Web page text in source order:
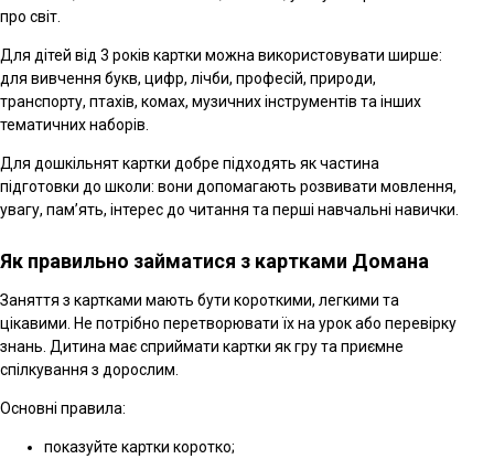
про світ.
Для дітей від 3 років картки можна використовувати ширше:
для вивчення букв, цифр, лічби, професій, природи,
транспорту, птахів, комах, музичних інструментів та інших
тематичних наборів.
Для дошкільнят картки добре підходять як частина
підготовки до школи: вони допомагають розвивати мовлення,
увагу, пам’ять, інтерес до читання та перші навчальні навички.
Як правильно займатися з картками Домана
Заняття з картками мають бути короткими, легкими та
цікавими. Не потрібно перетворювати їх на урок або перевірку
знань. Дитина має сприймати картки як гру та приємне
спілкування з дорослим.
Основні правила:
показуйте картки коротко;